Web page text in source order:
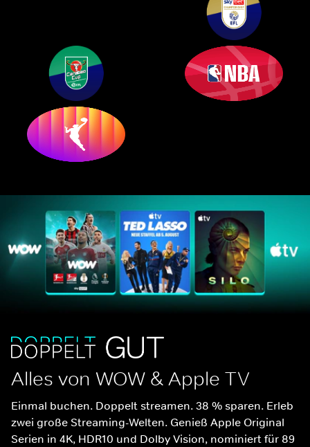
Alles von WOW & Apple TV
Einmal buchen. Doppelt streamen. 38 % sparen. Erleb
zwei große Streaming-Welten. Genieß Apple Original
Serien in 4K, HDR10 und Dolby Vision, nominiert für 89